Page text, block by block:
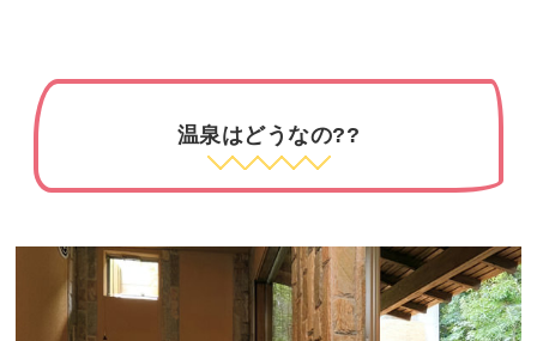
温泉はどうなの??